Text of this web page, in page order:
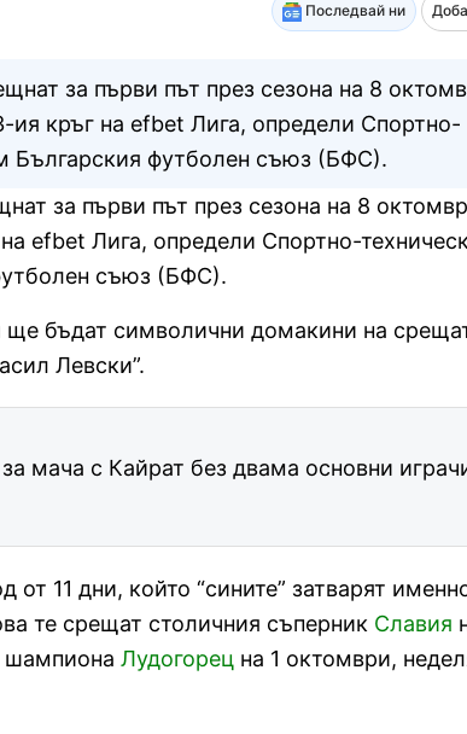
Последвай ни
за първи път през сезона на 8
ия кръг на efbet Лига, определи Спортно-
Българския футболен съюз (БФС).
за първи път през сезона на 8
efbet Лига, определи Спортно-
съюз (БФС).
бъдат символични домакини на
Левски”.
мача с Кайрат без двама основни
от 11 дни, който “сините” затварят
те срещат столичния съперник Славия
шампиона Лудогорец на 1 октомври,